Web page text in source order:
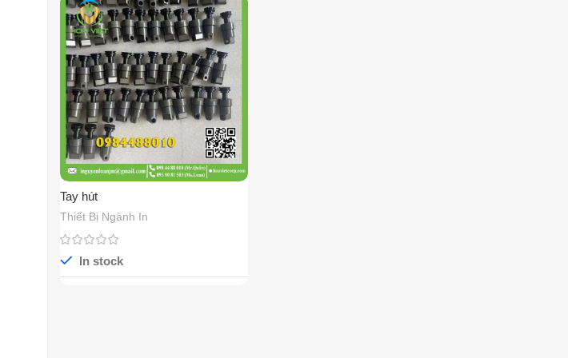
Tay hút
Thiết Bị Ngành In
In stock